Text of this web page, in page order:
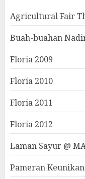
Agricultural Fair
Buah-buahan
Floria 2009
Floria 2010
Floria 2011
Floria 2012
Laman Sayur @
Pameran